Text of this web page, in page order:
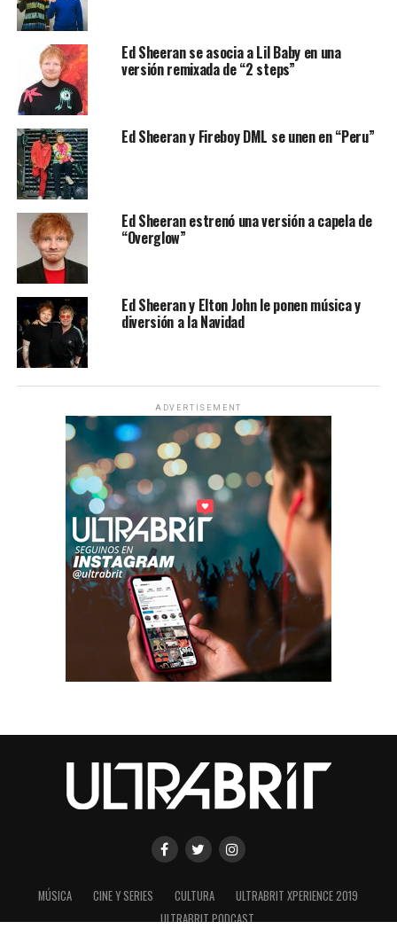
Ed Sheeran se asocia a Lil Baby en una
versión remixada de “2 steps”
Ed Sheeran y Fireboy DML se unen en “Peru”
Ed Sheeran estrenó una versión a capela de
“Overglow”
Ed Sheeran y Elton John le ponen música y
diversión a la Navidad
ADVERTISEMENT
MÚSICA CINE Y SERIES CULTURA
ULTRABRIT XPERIENCE 2019
ULTRABRIT PODCAST